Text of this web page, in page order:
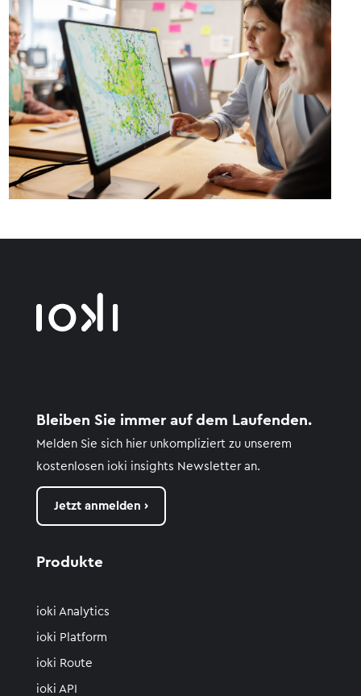
Bleiben Sie immer auf dem Laufenden.
Melden Sie sich hier unkompliziert zu unserem
kostenlosen ioki insights Newsletter an.
Jetzt anmelden ›
Produkte
ioki Analytics
ioki Platform
ioki Route
ioki API